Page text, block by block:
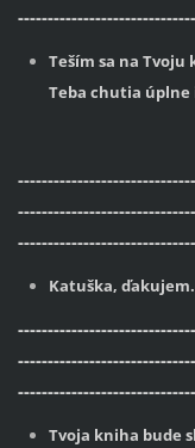
Teším sa na Tvoju
Teba chutia úplne
Katuška,
Tvoja kniha bude